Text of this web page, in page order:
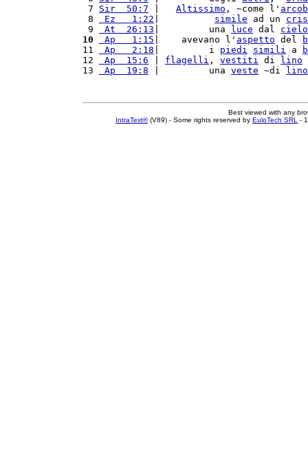
7 Sir  50:7 Altissimo , ~come l'
8
Ez   1:22 simile ad un
9
At  26:13 |         una luce dal cielo
10
Ap   1:15 |    avevano l' aspetto del
11
Ap   2:18 |         i piedi simili a
12
Ap  15:6 flagelli , vestiti di
lino
13
Ap  19:8 |         una veste ~di lino
Best viewed with any
IntraText®(V89) - Some rights reserved by EuloTech SRL -